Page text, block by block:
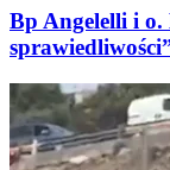
Bp Angelelli i o.